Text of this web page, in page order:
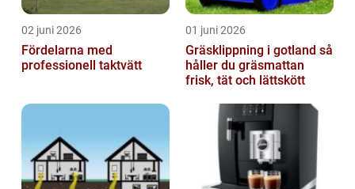
02 juni 2026
Fördelarna med
professionell taktvätt
01 juni 2026
Gräsklippning i gotland så
håller du gräsmattan
frisk, tät och lättskött